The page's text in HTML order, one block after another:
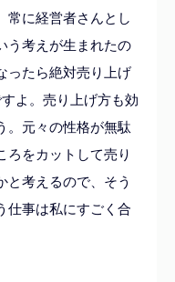
常に経営者さんとし
う考えが生まれたの
ったら絶対売り上げ
よ。売り上げ方も効
。元々の性格が無駄
ろをカットして売り
と考えるので、そう
仕事は私にすごく合